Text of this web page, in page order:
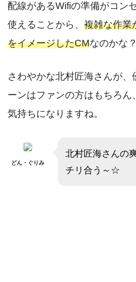
配線があるWifiの準備がコン
使えることから、 複雑な作業
をイメージしたCMなのかな
さわやかな北村匠海さんが、
ーンはファンの方はもちろん
気持ちになりますね。
どん・ぐりみ
北村匠海さんの
チリ合う～☆